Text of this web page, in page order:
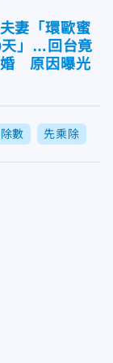
妻「環歐蜜
天」…回台竟
原因曝光
數 先乘除